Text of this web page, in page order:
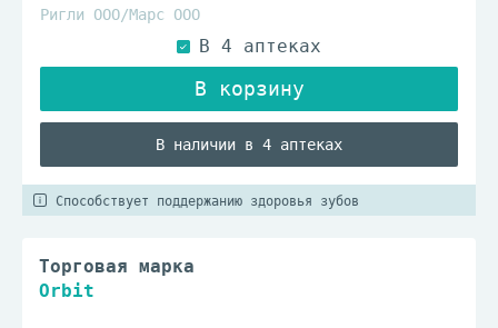
Ригли ООО/Марс ООО
В наличии в 4 аптеках
Способствует поддержанию здоровья зубов
Торговая марка
Orbit